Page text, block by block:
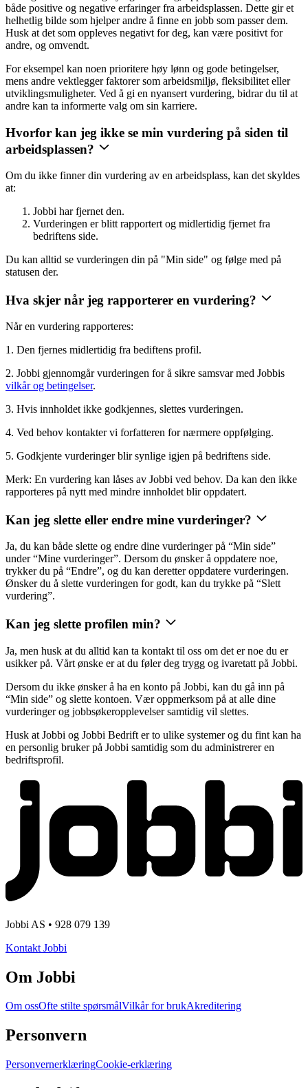
både positive og negative erfaringer fra arbeidsplassen. Dette gir et
helhetlig bilde som hjelper andre å finne en jobb som passer dem.
Husk at det som oppleves negativt for deg, kan være positivt for
andre, og omvendt.
For eksempel kan noen prioritere høy lønn og gode betingelser,
mens andre vektlegger faktorer som arbeidsmiljø, fleksibilitet eller
utviklingsmuligheter. Ved å gi en nyansert vurdering, bidrar du til at
andre kan ta informerte valg om sin karriere.
Hvorfor kan jeg ikke se min vurdering på siden til
arbeidsplassen?
Om du ikke finner din vurdering av en arbeidsplass, kan det skyldes
at:
Jobbi har fjernet den.
Vurderingen er blitt rapportert og midlertidig fjernet fra
bedriftens side.
Du kan alltid se vurderingen din på "Min side" og følge med på
statusen der.
Hva skjer når jeg rapporterer en vurdering?
Når en vurdering rapporteres:
1. Den fjernes midlertidig fra bediftens profil.
2. Jobbi gjennomgår vurderingen for å sikre samsvar med Jobbis
vilkår og betingelser.
3. Hvis innholdet ikke godkjennes, slettes vurderingen.
4. Ved behov kontakter vi forfatteren for nærmere oppfølging.
5. Godkjente vurderinger blir synlige igjen på bedriftens side.
Merk: En vurdering kan låses av Jobbi ved behov. Da kan den ikke
rapporteres på nytt med mindre innholdet blir oppdatert.
Kan jeg slette eller endre mine vurderinger?
Ja, du kan både slette og endre dine vurderinger på “Min side”
under “Mine vurderinger”. Dersom du ønsker å oppdatere noe,
trykker du på “Endre”, og du kan deretter oppdatere vurderingen.
Ønsker du å slette vurderingen for godt, kan du trykke på “Slett
vurdering”.
Kan jeg slette profilen min?
Ja, men husk at du alltid kan ta kontakt til oss om det er noe du er
usikker på. Vårt ønske er at du føler deg trygg og ivaretatt på Jobbi.
Dersom du ikke ønsker å ha en konto på Jobbi, kan du gå inn på
“Min side” og slette kontoen. Vær oppmerksom på at alle dine
vurderinger og jobbsøkeropplevelser samtidig vil slettes.
Husk at Jobbi og Jobbi Bedrift er to ulike systemer og du fint kan ha
en personlig bruker på Jobbi samtidig som du administrerer en
bedriftsprofil.
Jobbi AS • 928 079 139
Kontakt Jobbi
Om Jobbi
Om ossOfte stilte spørsmålVilkår for brukAkreditering
Personvern
PersonvernerklæringCookie-erklæring